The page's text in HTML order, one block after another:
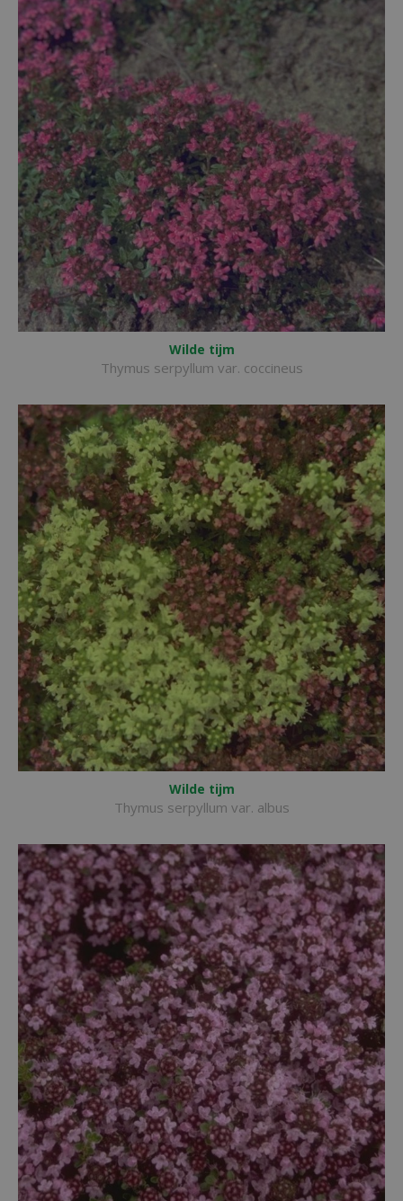
Wilde tijm
Thymus serpyllum var. coccineus
Wilde tijm
Thymus serpyllum var. albus